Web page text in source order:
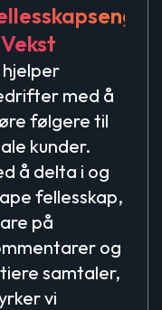
hjelper
med å
følgere til
kunder.
å delta i og
fellesskap,
på
og
samtaler,
vi